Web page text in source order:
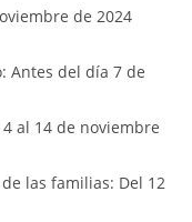
de 2024
Antes del día 7 de
al 14 de noviembre
las familias: Del 12